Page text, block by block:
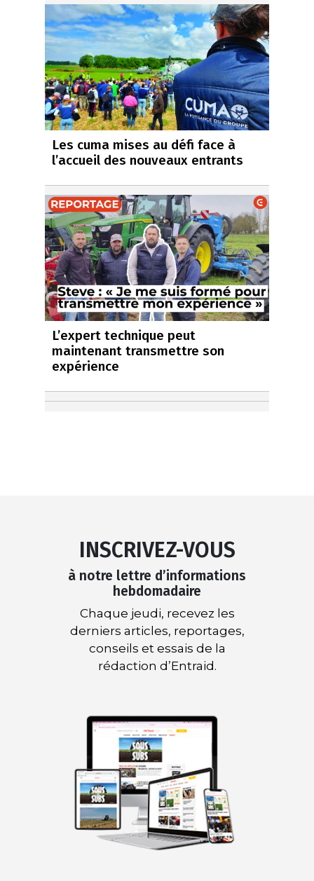
Les cuma mises au défi face à
l’accueil des nouveaux entrants
L’expert technique peut
maintenant transmettre son
expérience
INSCRIVEZ-VOUS
à notre lettre d’informations
hebdomadaire
Chaque jeudi, recevez les
derniers articles, reportages,
conseils et essais de la
rédaction d’Entraid.